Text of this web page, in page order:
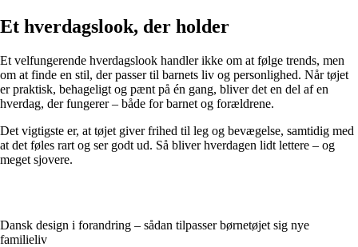
Et hverdagslook, der holder
Et velfungerende hverdagslook handler ikke om at følge trends, men
om at finde en stil, der passer til barnets liv og personlighed. Når tøjet
er praktisk, behageligt og pænt på én gang, bliver det en del af en
hverdag, der fungerer – både for barnet og forældrene.
Det vigtigste er, at tøjet giver frihed til leg og bevægelse, samtidig med
at det føles rart og ser godt ud. Så bliver hverdagen lidt lettere – og
meget sjovere.
Dansk design i forandring – sådan tilpasser børnetøjet sig nye
familieliv